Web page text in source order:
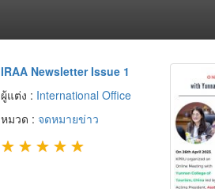
IRAA Newsletter Issue 1
ผู้แต่ง : International Office
หมวด : จดหมายข่าว
★ ★ ★ ★ ★